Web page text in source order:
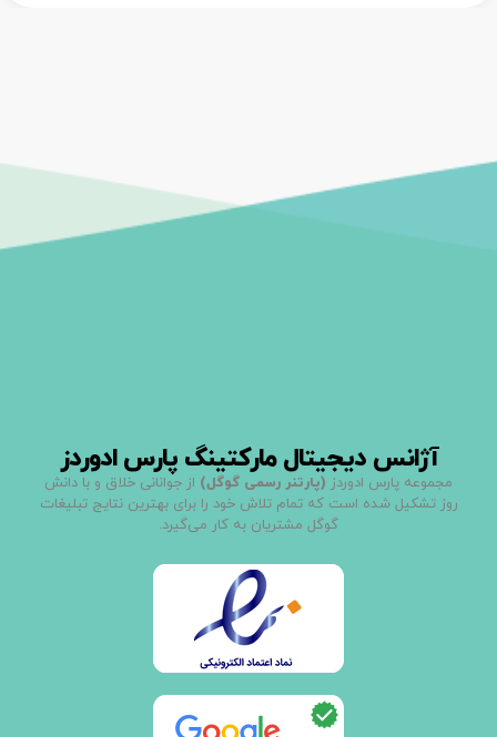
آژانس دیجیتال مارکتینگ پارس ادوردز
مجموعه پارس ادوردز (پارتنر رسمی گوگل) از جوانانی خلاق و با دانش
روز تشکیل شده است که تمام تلاش خود را برای بهترین نتایج تبلیغات
گوگل مشتریان به کار می‌گیرد.